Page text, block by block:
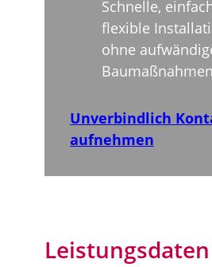
Schnelle,
flexible
ohne
Baumaßnahmen
Unverbindlich
aufnehmen
Leistungsdaten